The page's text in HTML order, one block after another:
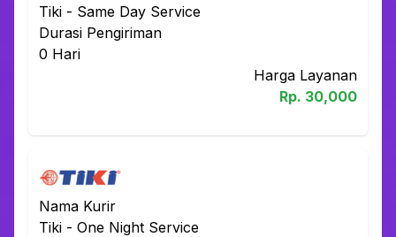
Tiki - Same Day Service
Durasi Pengiriman
0 Hari
Harga Layanan
Rp. 30,000
Nama Kurir
Tiki - One Night Service